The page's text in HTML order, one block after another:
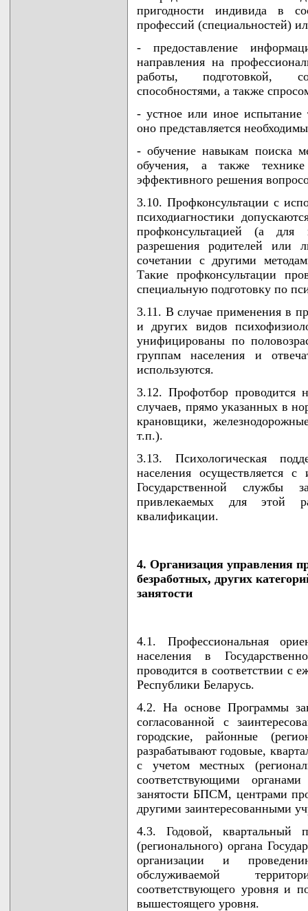
пригодности индивида в
профессий (специальностей)
- предоставление
направления на
работы, подготовкой,
способностями, а также
- устное или иное испытание
оно представляется
- обучение навыкам поиска
обучения, а также
эффективного решения
3.10. Профконсультации с
психодиагностики
профконсультацией (а для
разрешения родителей или
сочетании с другими
Такие профконсультации
специальную подготовку по
3.11. В случае применения в
и других видов
унифицированы по
группам населения и
используются.
3.12. Профотбор проводится
случаев, прямо указанных в
крановщики,
т.п.).
3.13. Психологическая
населения осуществляется
Государственной службы
привлекаемых для этой
квалификации.
4. Организация управления
безработных, других
занятости
4.1. Профессиональная
населения в
проводится в соответствии с
Республики Беларусь.
4.2. На основе Программы
согласованной с
городские, районные
разрабатывают годовые,
с учетом местных
соответствующими
занятости БПСМ, центрами
другими заинтересованными
4.3. Годовой, квартальный
(регионального) органа
организации и
обслуживаемой
соответствующего уровня и
вышестоящего уровня.